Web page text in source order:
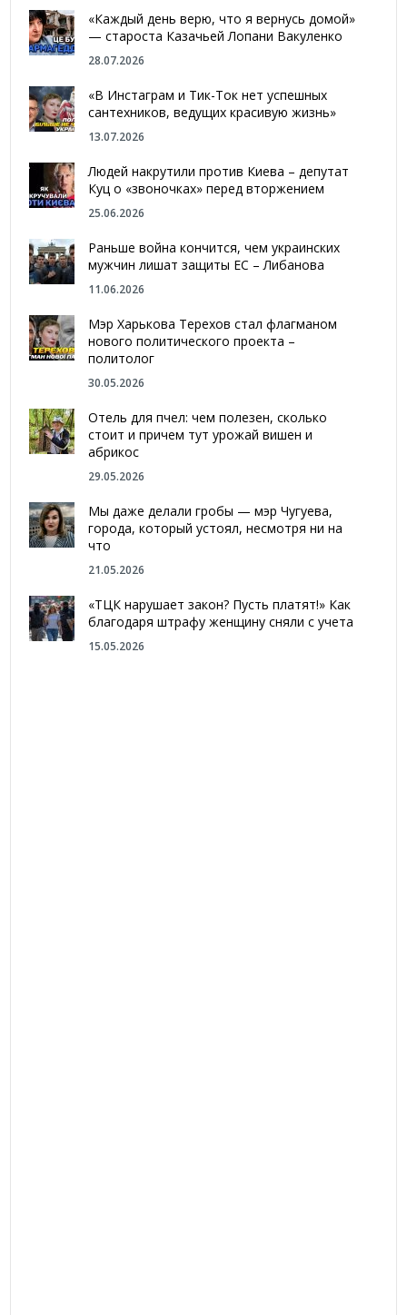
«Каждый день верю, что я вернусь домой»
— староста Казачьей Лопани Вакуленко
28.07.2026
«В Инстаграм и Тик-Ток нет успешных
сантехников, ведущих красивую жизнь»
13.07.2026
Людей накрутили против Киева – депутат
Куц о «звоночках» перед вторжением
25.06.2026
Раньше война кончится, чем украинских
мужчин лишат защиты ЕС – Либанова
11.06.2026
Мэр Харькова Терехов стал флагманом
нового политического проекта –
политолог
30.05.2026
Отель для пчел: чем полезен, сколько
стоит и причем тут урожай вишен и
абрикос
29.05.2026
Мы даже делали гробы — мэр Чугуева,
города, который устоял, несмотря ни на
что
21.05.2026
«ТЦК нарушает закон? Пусть платят!» Как
благодаря штрафу женщину сняли с учета
15.05.2026